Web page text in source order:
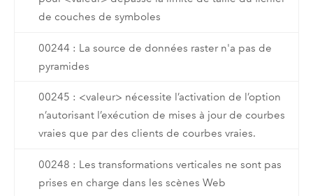
de couches de symboles
00244 : La source de données raster n'a pas de
pyramides
00245 : <valeur> nécessite l’activation de l’option
n’autorisant l’exécution de mises à jour de courbes
vraies que par des clients de courbes vraies.
00248 : Les transformations verticales ne sont pas
prises en charge dans les scènes Web